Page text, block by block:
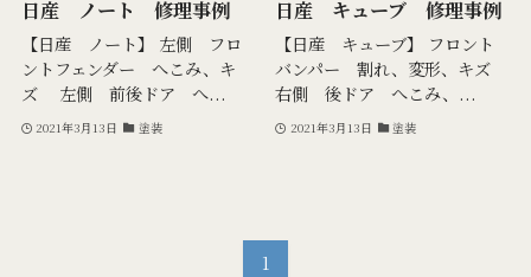
日産 ノート 修理事例
【日産 ノート】 左側 フロ
ントフェンダー へこみ、キ
ズ 左側 前後ドア へ...
2021年3月13日 塗装
日産 キューブ 修理事例
【日産 キューブ】 フロント
バンパー 割れ、変形、キズ
右側 後ドア へこみ、...
2021年3月13日 塗装
1